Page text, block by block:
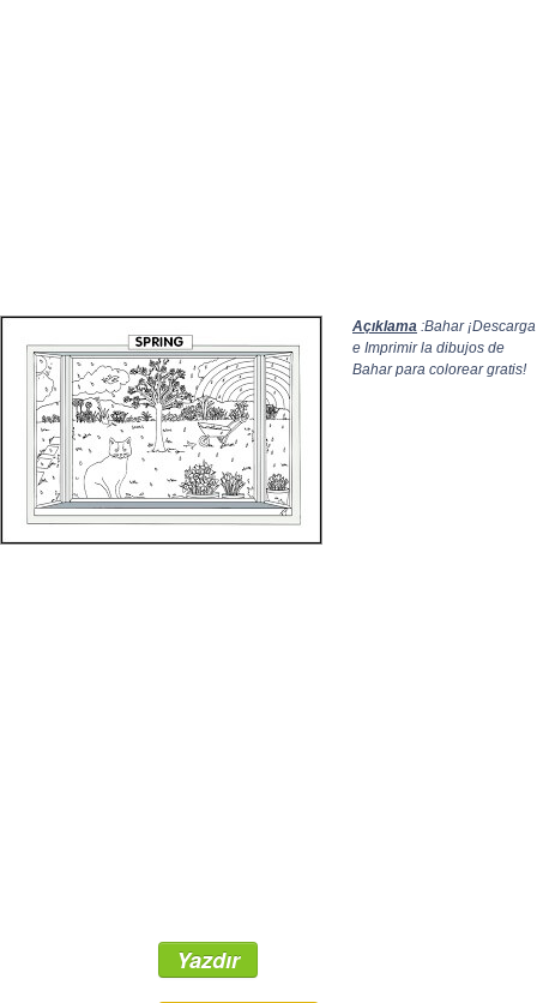
Açıklama :Bahar ¡Descarga
e Imprimir la dibujos de
Bahar para colorear gratis!
Yazdır